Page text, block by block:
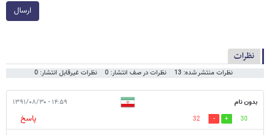
ارسال
نظرات
نظرات منتشر شده: 13 نظرات در صف انتشار: 0 نظرات غیرقابل انتشار: 0
بدون نام ۱۴:۵۹ - ۱۳۹۱/۰۸/۳۰
30
32
پاسخ